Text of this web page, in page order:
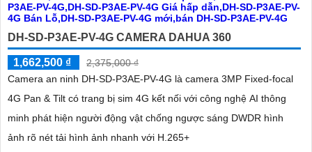
DH-SD-P3AE-PV-4G CAMERA DAHUA 360
1,662,500 ₫
2,375,000 ₫
Camera an ninh DH-SD-P3AE-PV-4G là camera 3MP Fixed-focal
4G Pan & Tilt có trang bị sim 4G kết nối với công nghệ AI thông
minh phát hiện người động vật chống ngược sáng DWDR hình
ảnh rõ nét tải hình ảnh nhanh với H.265+